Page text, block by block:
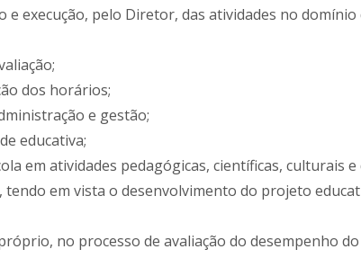
execução, pelo Diretor, das atividades no domínio
dos horários;
e gestão;
educativa;
em atividades pedagógicas, científicas, culturais
em vista o desenvolvimento do projeto
no processo de avaliação do desempenho